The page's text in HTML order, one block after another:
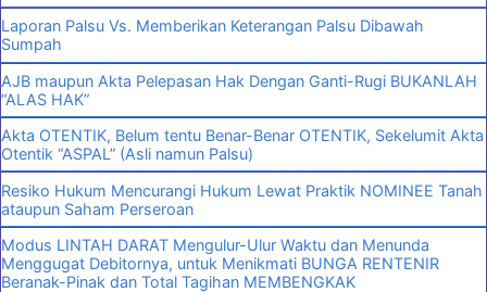
Laporan Palsu Vs. Memberikan Keterangan Palsu Dibawah
Sumpah
AJB maupun Akta Pelepasan Hak Dengan Ganti-Rugi BUKANLAH
“ALAS HAK”
Akta OTENTIK, Belum tentu Benar-Benar OTENTIK, Sekelumit Akta
Otentik “ASPAL” (Asli namun Palsu)
Resiko Hukum Mencurangi Hukum Lewat Praktik NOMINEE Tanah
ataupun Saham Perseroan
Modus LINTAH DARAT Mengulur-Ulur Waktu dan Menunda
Menggugat Debitornya, untuk Menikmati BUNGA RENTENIR
Beranak-Pinak dan Total Tagihan MEMBENGKAK